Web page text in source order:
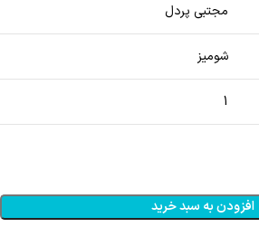
مجتبی پردل
شومیز
1
افزودن به سبد خرید